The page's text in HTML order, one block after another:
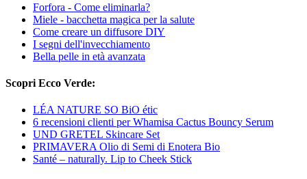
Forfora - Come eliminarla?
Miele - bacchetta magica per la salute
Come creare un diffusore DIY
I segni dell'invecchiamento
Bella pelle in età avanzata
Scopri Ecco Verde:
LÉA NATURE SO BiO étic
6 recensioni clienti per Whamisa Cactus Bouncy Serum
UND GRETEL Skincare Set
PRIMAVERA Olio di Semi di Enotera Bio
Santé – naturally. Lip to Cheek Stick